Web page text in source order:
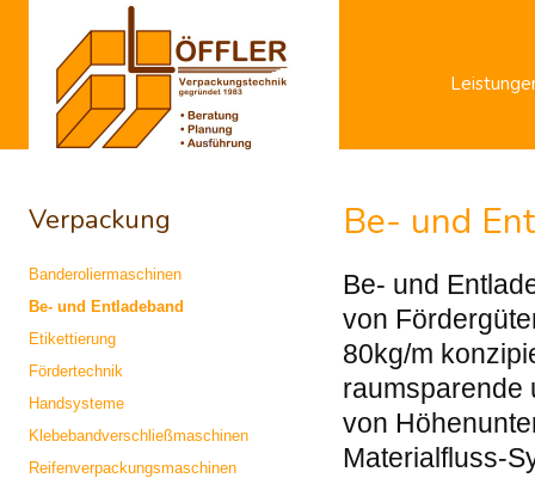
Be- und
Be- und
von
80kg/m
raumsparende
von
Materialfluss-
Verpackung
Banderoliermaschinen
Be- und Entladeband
Etikettierung
Fördertechnik
Handsysteme
Klebebandverschließmaschinen
Reifenverpackungsmaschinen